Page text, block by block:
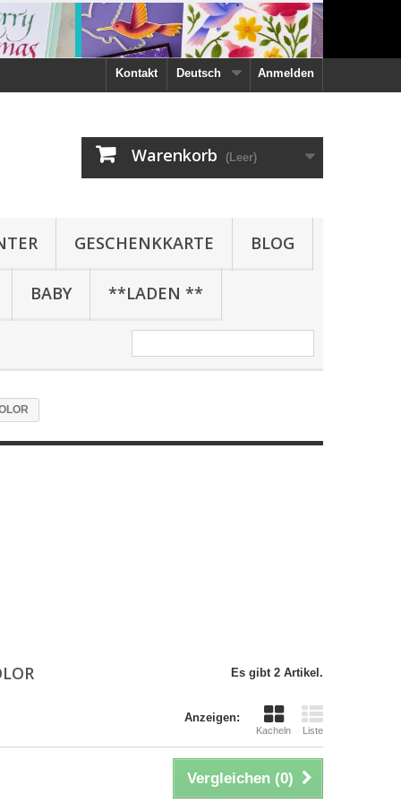
Anmelden
Deutsch
Kontakt
Warenkorb (Leer)
GESCHENKKARTE BLOG
BABY **LADEN **
Es gibt 2 Artikel.
Anzeigen:
Kacheln Liste
Vergleichen (0)